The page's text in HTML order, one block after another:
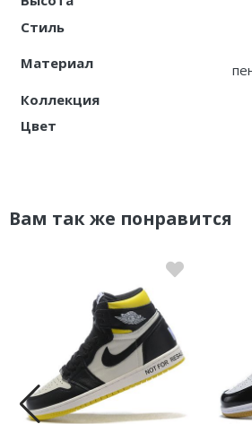
Стиль
Материал
Коллекция
Цвет
Вам так же понравится